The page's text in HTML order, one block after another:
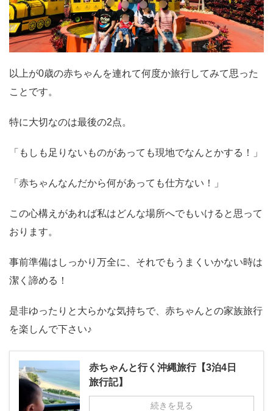
以上が0歳の赤ちゃんを連れて何度か旅行してみて思った
ことです。
特に大切なのは最後の2点。
「もしも足りないものがあっても現地でなんとかする！」
「赤ちゃんなんだから何があっても仕方ない！」
この心構えがあれば私はどんな場所へでもいけると思って
おります。
事前準備はしっかり万全に、それでもうまくいかない時は
潔く諦める！
是非ゆったりと大らかな気持ちで、赤ちゃんとの家族旅行
を楽しんで下さい♪
赤ちゃんと行く沖縄旅行【3泊4日
旅行記】
続きを見る